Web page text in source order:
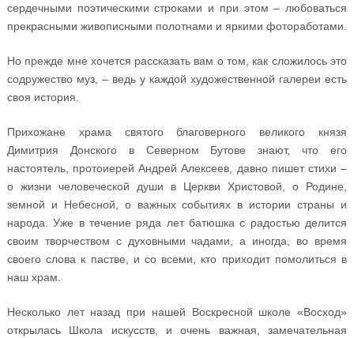
сердечными поэтическими строками и при этом – любоваться
прекрасными живописными полотнами и яркими фотоработами.
Но прежде мне хочется рассказать вам о том, как сложилось это
содружество муз, – ведь у каждой художественной галереи есть
своя история.
Прихожане храма святого благоверного великого князя
Димитрия Донского в Северном Бутове знают, что его
настоятель, протоиерей Андрей Алексеев, давно пишет стихи –
о жизни человеческой души в Церкви Христовой, о Родине,
земной и Небесной, о важных событиях в истории страны и
народа. Уже в течение ряда лет батюшка с радостью делится
своим творчеством с духовными чадами, а иногда, во время
своего слова к пастве, и со всеми, кто приходит помолиться в
наш храм.
Несколько лет назад при нашей Воскресной школе «Восход»
открылась Школа искусств, и очень важная, замечательная